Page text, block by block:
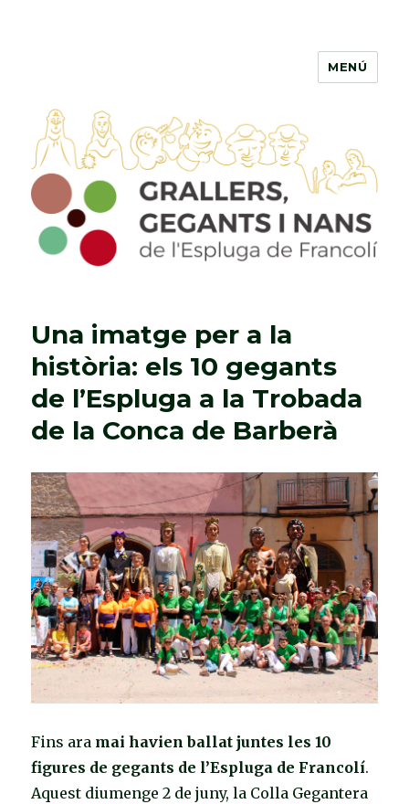
Grallers, Gegants i Nans de
l'Espluga de Francolí
MENÚ
Una imatge per a la
història: els 10 gegants
de l’Espluga a la Trobada
de la Conca de Barberà
Fins ara mai havien ballat juntes les 10
figures de gegants de l’Espluga de Francolí.
Aquest diumenge 2 de juny, la Colla Gegantera